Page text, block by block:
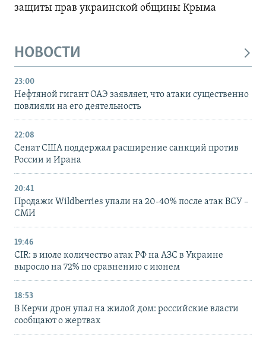
защиты прав украинской общины Крыма
НОВОСТИ
23:00
Нефтяной гигант ОАЭ заявляет, что атаки существенно
повлияли на его деятельность
22:08
Сенат США поддержал расширение санкций против
России и Ирана
20:41
Продажи Wildberries упали на 20-40% после атак ВСУ –
СМИ
19:46
CIR: в июле количество атак РФ на АЗС в Украине
выросло на 72% по сравнению с июнем
18:53
В Керчи дрон упал на жилой дом: российские власти
сообщают о жертвах